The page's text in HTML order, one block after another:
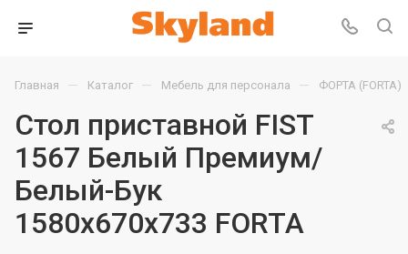
Главная — Каталог — Мебель для персонала — ФОРТА (FORTA)
Стол приставной FIST
1567 Белый Премиум/
Белый-Бук
1580х670х733 FORTA